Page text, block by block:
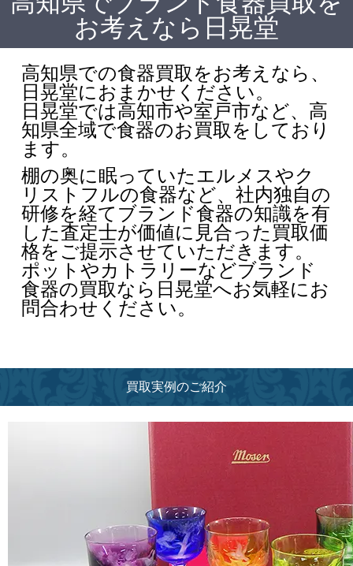
お考えなら日晃堂
高知県での食器買取をお考えなら、
日晃堂におまかせください。
日晃堂では高知市や室戸市など、高
知県全域で食器のお買取をしており
ます。
棚の奥に眠っていたエルメスやク
リストフルの食器など、社内独自の
研修を経てブランド食器の知識を有
した査定士が価値に見合った買取価
格をご提示させていただきます。
ポットやカトラリーなどブランド
食器の買取なら日晃堂へお気軽にお
問合わせください。
買取実例のご紹介